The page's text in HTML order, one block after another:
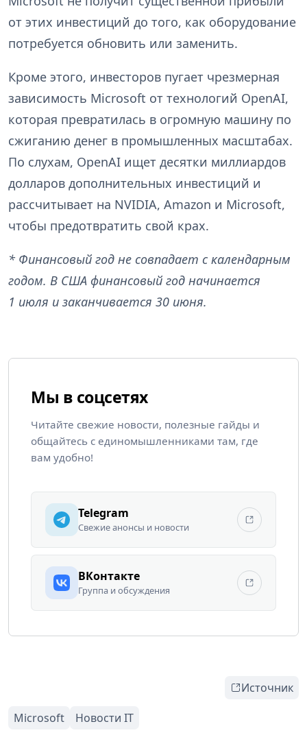
от этих инвестиций до того, как оборудование
потребуется обновить или заменить.
Кроме этого, инвесторов пугает чрезмерная
зависимость Microsoft от технологий OpenAI,
которая превратилась в огромную машину по
сжиганию денег в промышленных масштабах.
По слухам, OpenAI ищет десятки миллиардов
долларов дополнительных инвестиций и
рассчитывает на NVIDIA, Amazon и Microsoft,
чтобы предотвратить свой крах.
* Финансовый год не совпадает с календарным
годом. В США финансовый год начинается
1 июля и заканчивается 30 июня.
Мы в соцсетях
Читайте свежие новости, полезные гайды и
общайтесь с единомышленниками там, где
вам удобно!
Telegram
Свежие анонсы и новости
ВКонтакте
Группа и обсуждения
Источник